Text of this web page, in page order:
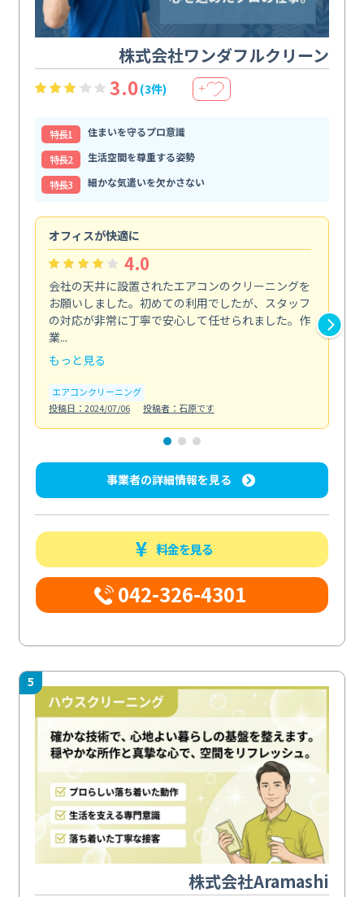
株式会社ワンダフルクリーン
3.0(3件) ＋
特⻑1
住まいを守るプロ意識
特⻑2
生活空間を尊重する姿勢
特⻑3
細かな気遣いを欠かさない
オフィスが快適に
4.0
会社の天井に設置されたエアコンのクリーニングを
お願いしました。初めての利用でしたが、スタッフ
の対応が非常に丁寧で安心して任せられました。作
業...
もっと見る
エアコンクリーニング
投稿日：2024/07/06
投稿者：石原です
事業者の詳細情報を見る
料金を見る
042-326-4301
5
株式会社Aramashi